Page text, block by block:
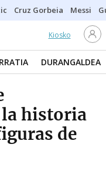
Cruz Gorbeia Messi
Kiosko
DURANGALDEA
historia
de